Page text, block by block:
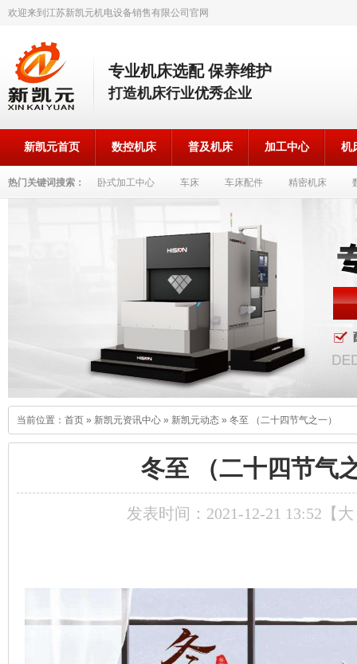
欢迎来到江苏新凯元机电设备销售有限公司官网
专业机床选配 保养维护
打造机床行业优秀企业
新凯元首页 数控机床 普及机床 加工中心 机
热门关键词搜索： 卧式加工中心 车床 车床配件 精密机床
当前位置： 首页 » 新凯元资讯中心 » 新凯元动态 » 冬至 （二十四节气之一）
冬至 （二十四节气
发表时间：2021-12-21 13:52【 大